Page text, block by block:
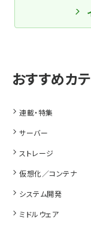
連載・特集
サーバー
ストレージ
仮想化／コンテナ
システム開発
ミドルウェア